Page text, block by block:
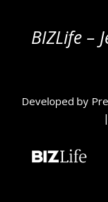
BIZLife –
Developed by